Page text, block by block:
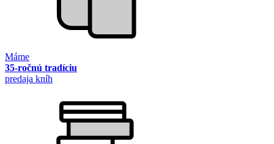
Máme
35-ročnú tradíciu
predaja kníh